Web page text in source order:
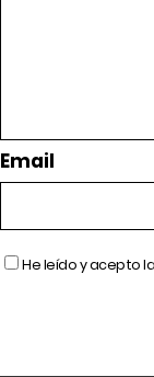
Email
He leído y acepto la